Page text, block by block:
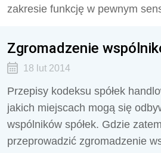
zakresie funkcję w pewnym
Zgromadzenie
18 lut 2014
Przepisy kodeksu spółek
jakich miejscach mogą się
wspólników spółek. Gdzie
przeprowadzić zgromadzenie